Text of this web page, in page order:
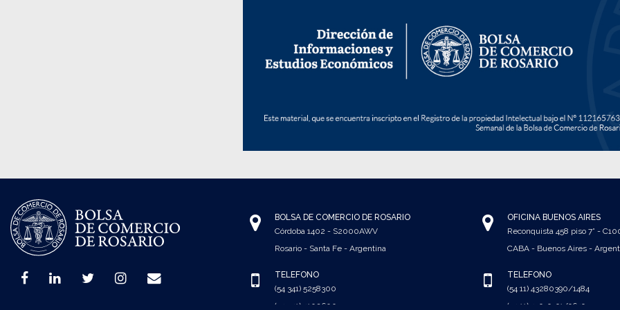
BOLSA DE COMERCIO DE ROSARIO
Córdoba 1402 - S2000AWV
Rosario - Santa Fe - Argentina
TELÉFONO
(54 341) 5258300
(54 341) 4102600
OFICINA BUENOS AIRES
Reconquista 458 piso 7° -
CABA - Buenos Aires -
TELÉFONO
(54 11) 43280390/1484
(54 11) 43939391/9649